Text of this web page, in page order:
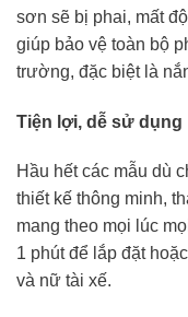
sơn sẽ bị phai, mất
giúp bảo vệ toàn bộ
trường, đặc biệt là
Tiện lợi, dễ sử dụng
Hầu hết các mẫu dù
thiết kế thông minh,
mang theo mọi lúc
1 phút để lắp đặt
và nữ tài xế.